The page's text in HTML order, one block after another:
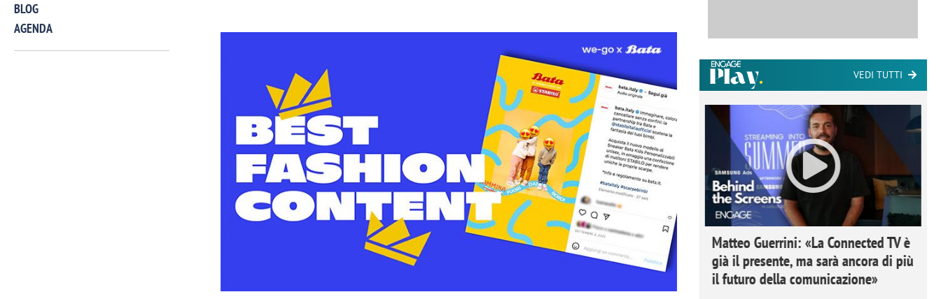
BLOG
AGENDA
VEDI TUTTI
Perez, Samsung Ads: «L'Italia è un
mercato strategico e continuerà a
Networking agli eventi: come la
startup Kicè punta a eliminare lo
Matteo Guerrini: «La Connected TV è
già il presente, ma sarà ancora di più
il futuro della comunicazione»